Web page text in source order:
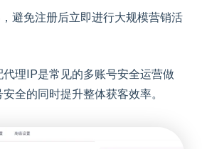
避免注册后立即进行大规模营销活
理IP是常见的多账号安全运营做
全的同时提升整体获客效率。